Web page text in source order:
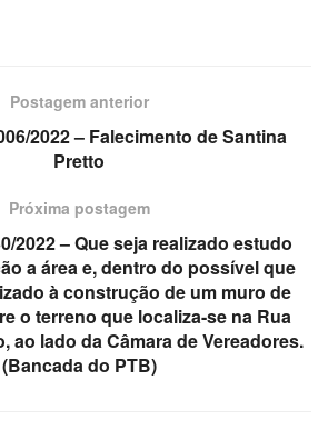
Postagem anterior
2022 – Falecimento de Santina
Pretto
Próxima postagem
2022 – Que seja realizado estudo
a área e, dentro do possível que
à construção de um muro de
o terreno que localiza-se na Rua
ao lado da Câmara de Vereadores.
(Bancada do PTB)